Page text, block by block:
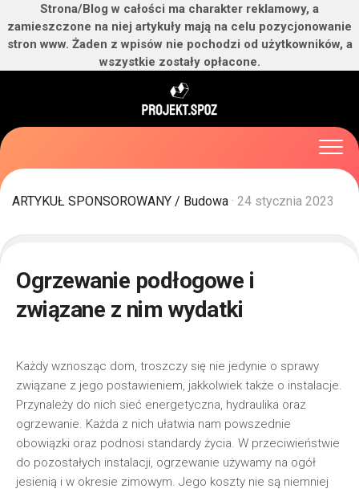
Strona/Blog w całości ma charakter reklamowy, a
zamieszczone na niej artykuły mają na celu pozycjonowanie
stron www. Żaden z wpisów nie pochodzi od użytkowników, a
wszystkie zostały opłacone.
ARTYKUŁ SPONSOROWANY / Budowa · 24 stycznia 2023
Ogrzewanie podłogowe i
związane z nim wydatki
Każdy wznosząc dom, troszczy się nie jedynie o sprawy
związane z jego postawieniem, jakkolwiek także o instalacje.
Przynależy do nich sieć energetyczna, hydraulika oraz
ogrzewanie. Każda z nich ułatwia nam powszednie
obowiązki oraz podnosi standardy życia. W przeciwieństwie
do pozostałych instalacji, ogrzewanie używamy na ogół
jesienią i w okresie zimowym. Jego koszty nie są niemniej